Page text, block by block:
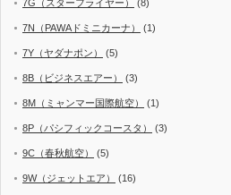
7G（スターフライヤー） (8)
7N（PAWAドミニカーナ） (1)
7Y（ヤダナポン） (5)
8B（ビジネスエアー） (3)
8M（ミャンマー国際航空） (1)
8P（パシフィックコースタ） (3)
9C（春秋航空） (5)
9W（ジェットエア） (16)